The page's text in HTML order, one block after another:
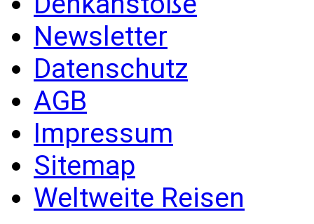
Newsletter
Datenschutz
AGB
Impressum
Sitemap
Weltweite Reisen